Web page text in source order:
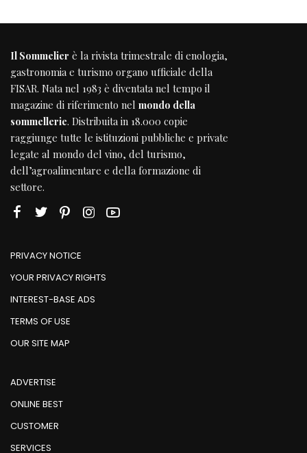
Il Sommelier è la rivista trimestrale di enologia,
gastronomia e turismo organo ufficiale della
FISAR. Nata nel 1983 è diventata nel tempo il
magazine di riferimento nel mondo della
sommellerie. Distribuita in 18.000 copie
raggiunge tutte le istituzioni pubbliche e private
legate al mondo del vino, del turismo,
dell’agroalimentare e della formazione di
settore.
PRIVACY NOTICE
YOUR PRIVACY RIGHTS
INTEREST-BASE ADS
TERMS OF USE
OUR SITE MAP
ADVERTISE
ONLINE BEST
CUSTOMER
SERVICES